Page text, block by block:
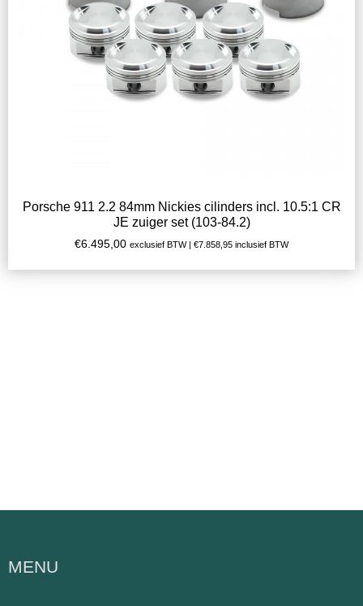
Porsche 911 2.2 84mm Nickies cilinders incl. 10.5:1 CR
JE zuiger set (103-84.2)
€6.495,00 exclusief BTW | €7.858,95 inclusief BTW
MENU